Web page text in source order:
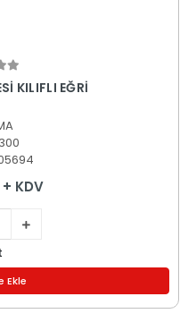
Ekle
KILIFLI EĞRİ
KDV
Ekle